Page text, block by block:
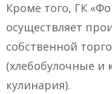
Кроме того, ГК
осуществляет
собственной
(хлебобулочные и
кулинария).